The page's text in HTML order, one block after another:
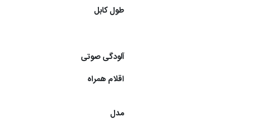
طول کابل
آلودگی صوتی
اقلام همراه
مدل